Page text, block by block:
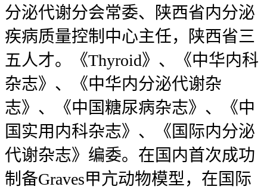
分泌代谢分会常委、陕西省内分泌
疾病质量控制中心主任，陕西省三
五人才。《Thyroid》、《中华内科
杂志》、《中华内分泌代谢杂
志》、《中国糖尿病杂志》、《中
国实用内科杂志》、《国际内分泌
代谢杂志》编委。在国内首次成功
制备Graves甲亢动物模型，在国际